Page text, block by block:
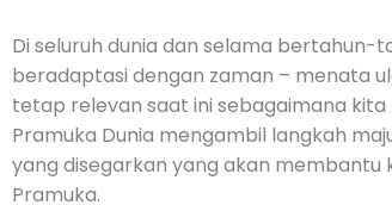
Di seluruh dunia dan selama bertahun-
beradaptasi dengan zaman – menata
tetap relevan saat ini sebagaimana kita
Pramuka Dunia mengambil langkah
yang disegarkan yang akan
Pramuka.